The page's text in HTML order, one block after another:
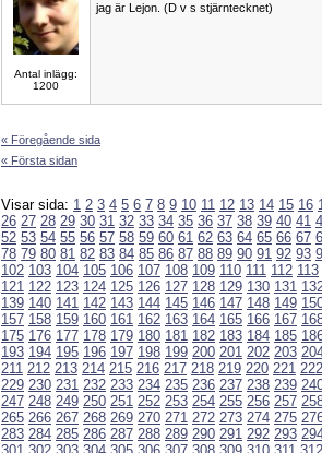
Antal inlägg:
1200
jag är Lejon. (D v s stjärntecknet)
« Föregående sida
« Första sidan
Visar sida: 1 2 3 4 5 6 7 8 9 10 11 12 13 14 15 16
26 27 28 29 30 31 32 33 34 35 36 37 38 39 40 41
52 53 54 55 56 57 58 59 60 61 62 63 64 65 66 67
78 79 80 81 82 83 84 85 86 87 88 89 90 91 92 93
102 103 104 105 106 107 108 109 110 111 112 113
121 122 123 124 125 126 127 128 129 130 131
139 140 141 142 143 144 145 146 147 148 149
157 158 159 160 161 162 163 164 165 166 167
175 176 177 178 179 180 181 182 183 184 185
193 194 195 196 197 198 199 200 201 202 203
211 212 213 214 215 216 217 218 219 220 221 222
229 230 231 232 233 234 235 236 237 238 239
247 248 249 250 251 252 253 254 255 256 257
265 266 267 268 269 270 271 272 273 274 275
283 284 285 286 287 288 289 290 291 292 293